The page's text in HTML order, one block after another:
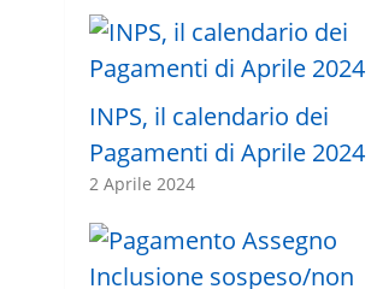
INPS, il calendario dei
Pagamenti di Aprile 2024
2 Aprile 2024